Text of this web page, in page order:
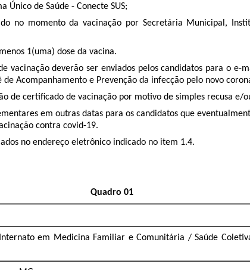
Único de Saúde - Conecte SUS;
no momento da vacinação por Secretária Municipal,
1(uma) dose da vacina.
vacinação deverão ser enviados pelos candidatos para o e-
Acompanhamento e Prevenção da infecção pelo novo
de certificado de vacinação por motivo de simples recusa
em outras datas para os candidatos que
contra covid-19.
no endereço eletrônico indicado no item 1.4.
Quadro 01
em Medicina Familiar e Comunitária / Saúde